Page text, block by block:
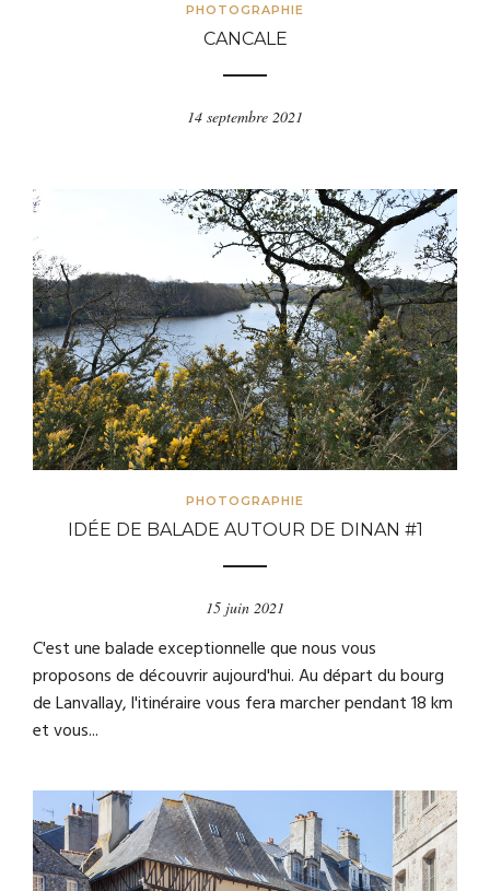
PHOTOGRAPHIE
CANCALE
14 septembre 2021
PHOTOGRAPHIE
IDÉE DE BALADE AUTOUR DE DINAN #1
15 juin 2021
C'est une balade exceptionnelle que nous vous
proposons de découvrir aujourd'hui. Au départ du bourg
de Lanvallay, l'itinéraire vous fera marcher pendant 18 km
et vous...